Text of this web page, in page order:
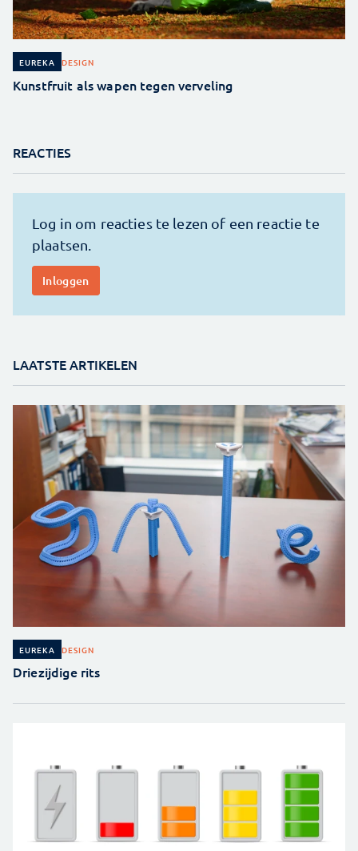
EUREKA DESIGN
Kunstfruit als wapen tegen verveling
REACTIES
LAATSTE ARTIKELEN
EUREKA DESIGN
Driezijdige rits